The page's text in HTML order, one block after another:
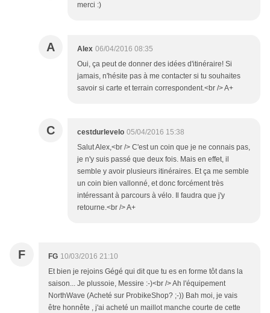
merci :)
A Alex 06/04/2016 08:35
Oui, ça peut de donner des idées d'itinéraire! Si
jamais, n'hésite pas à me contacter si tu souhaites
savoir si carte et terrain correspondent.<br /> A+
C cestdurlevelo 05/04/2016 15:38
Salut Alex,<br /> C'est un coin que je ne connais pas,
je n'y suis passé que deux fois. Mais en effet, il
semble y avoir plusieurs itinéraires. Et ça me semble
un coin bien vallonné, et donc forcément très
intéressant à parcours à vélo. Il faudra que j'y
retourne.<br /> A+
F FG 10/03/2016 21:10
Et bien je rejoins Gégé qui dit que tu es en forme tôt dans la
saison... Je plussoie, Messire :-)<br /> Ah l'équipement
NorthWave (Acheté sur ProbikeShop? ;-)) Bah moi, je vais
être honnête , j'ai acheté un maillot manche courte de cette